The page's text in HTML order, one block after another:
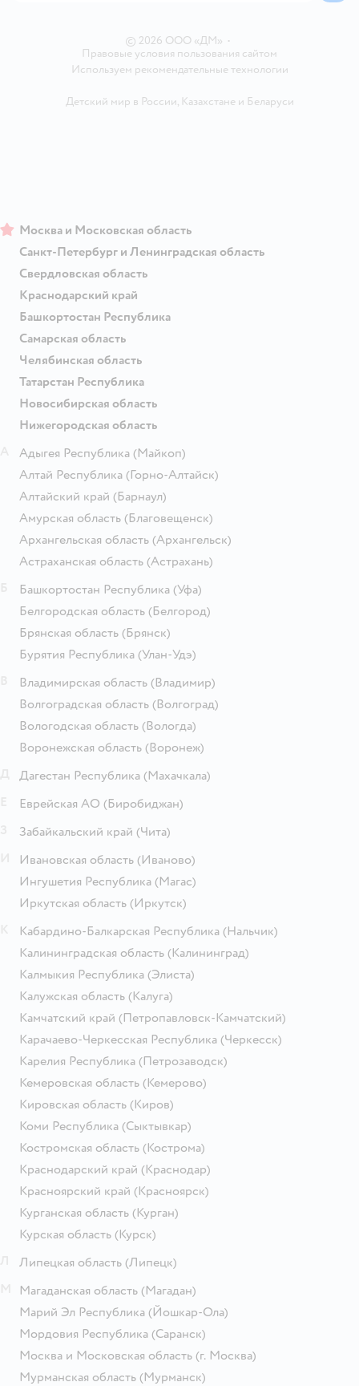
© 2026 ООО «ДМ» •
Правовые условия пользования сайтом
Используем рекомендательные технологии
Детский мир в России, Казахстанеи Беларуси
Москва и Московская область
Санкт-Петербург и Ленинградская область
Свердловская область
Краснодарский край
Башкортостан Республика
Самарская область
Челябинская область
Татарстан Республика
Новосибирская область
Нижегородская область
Адыгея Республика (Майкоп)
Алтай Республика (Горно-Алтайск)
Алтайский край (Барнаул)
Амурская область (Благовещенск)
Архангельская область (Архангельск)
Астраханская область (Астрахань)
Башкортостан Республика (Уфа)
Белгородская область (Белгород)
Брянская область (Брянск)
Бурятия Республика (Улан-Удэ)
Владимирская область (Владимир)
Волгоградская область (Волгоград)
Вологодская область (Вологда)
Воронежская область (Воронеж)
Дагестан Республика (Махачкала)
Еврейская АО (Биробиджан)
Забайкальский край (Чита)
Ивановская область (Иваново)
Ингушетия Республика (Магас)
Иркутская область (Иркутск)
Кабардино-Балкарская Республика (Нальчик)
Калининградская область (Калининград)
Калмыкия Республика (Элиста)
Калужская область (Калуга)
Камчатский край (Петропавловск-Камчатский)
Карачаево-Черкесская Республика (Черкесск)
Карелия Республика (Петрозаводск)
Кемеровская область (Кемерово)
Кировская область (Киров)
Коми Республика (Сыктывкар)
Костромская область (Кострома)
Краснодарский край (Краснодар)
Красноярский край (Красноярск)
Курганская область (Курган)
Курская область (Курск)
Липецкая область (Липецк)
Магаданская область (Магадан)
Марий Эл Республика (Йошкар-Ола)
Мордовия Республика (Саранск)
Москва и Московская область (г. Москва)
Мурманская область (Мурманск)